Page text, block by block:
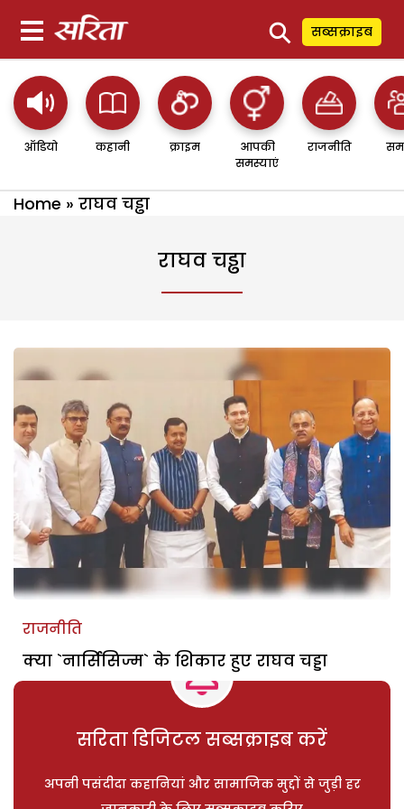
⚲ सब्सक्राइब
ऑडियो कहानी क्राइम
आपकी
समस्याएं
राजनीति
Home » राघव चड्ढा
राघव चड्ढा
राजनीति
क्या `नार्सिसिज्म` के शिकार हुए राघव चड्डा
सरिता डिजिटल सब्सक्राइब करें
अपनी पसंदीदा कहानियां और सामाजिक मुद्दों से जुड़ी हर